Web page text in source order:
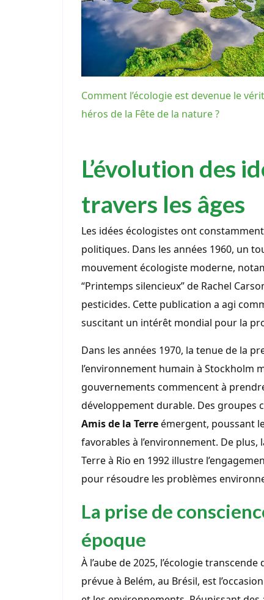
Comment l’écologie est devenue le
héros de la Fête de la nature ?
L’évolution des
travers les âges
Les idées écologistes ont
politiques. Dans les années 1960, un
mouvement écologiste moderne,
“Printemps silencieux” de Rachel
pesticides. Cette publication a agi
suscitant un intérêt mondial pour la
Dans les années 1970, la tenue de la
l’environnement humain à Stockholm
gouvernements commencent à
développement durable. Des groupes
Amis de la Terreémergent, poussant
favorables à l’environnement. De plus,
Terre à Rio en 1992 illustre
pour résoudre les problèmes
La prise de
époque
À l’aube de 2025, l’écologie
prévue à Belém, au Brésil, est